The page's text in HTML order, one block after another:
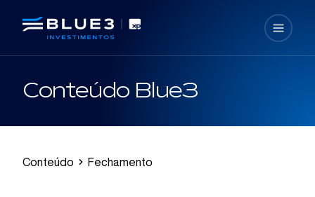
Conteúdo Blue3
Conteúdo Fechamento